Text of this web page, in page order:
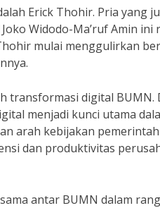
Erick Thohir. Pria yang
Widodo-Ma’ruf Amin ini
mulai menggulirkan
transformasi digital BUMN.
menjadi kunci utama
arah kebijakan
dan produktivitas
antar BUMN dalam